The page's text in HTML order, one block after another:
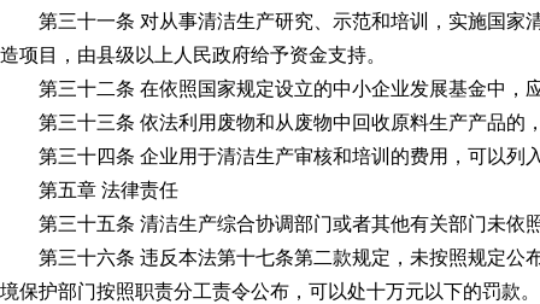
第三十一条 对从事清洁生产研究、示范和培训，实施国家
造项目，由县级以上人民政府给予资金支持。
第三十二条 在依照国家规定设立的中小企业发展基金中，
第三十三条 依法利用废物和从废物中回收原料生产产品的
第三十四条 企业用于清洁生产审核和培训的费用，可以列
第五章 法律责任
第三十五条 清洁生产综合协调部门或者其他有关部门未依
第三十六条 违反本法第十七条第二款规定，未按照规定公
境保护部门按照职责分工责令公布，可以处十万元以下的罚款。